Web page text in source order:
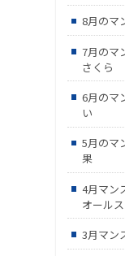
8月のマ
7月のマ
さくら
6月のマ
い
5月のマ
果
4月マン
オール
3月マン